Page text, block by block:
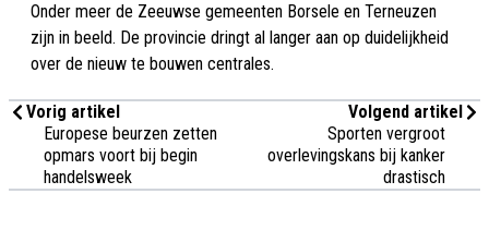
Onder meer de Zeeuwse gemeenten Borsele en Terneuzen
zijn in beeld. De provincie dringt al langer aan op duidelijkheid
over de nieuw te bouwen centrales.
Vorig artikel
Europese beurzen zetten
opmars voort bij begin
handelsweek
Volgend artikel
Sporten vergroot
overlevingskans bij kanker
drastisch